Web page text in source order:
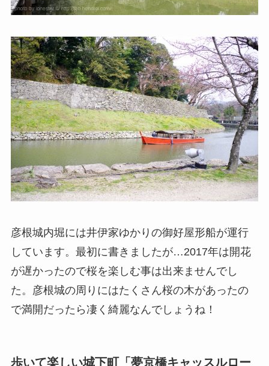
彦根城内堀には井伊家ゆかりの御好屋形船が運行
しています。最初に書きましたが…2017年は開花
が遅かったので桜を楽しむ事は出来ませんでし
た。彦根城の周りにはたくさん桜の木があったの
で満開だったら凄く綺麗なんでしょうね！
歩いて楽しい城下町「夢京橋キャッスルロー